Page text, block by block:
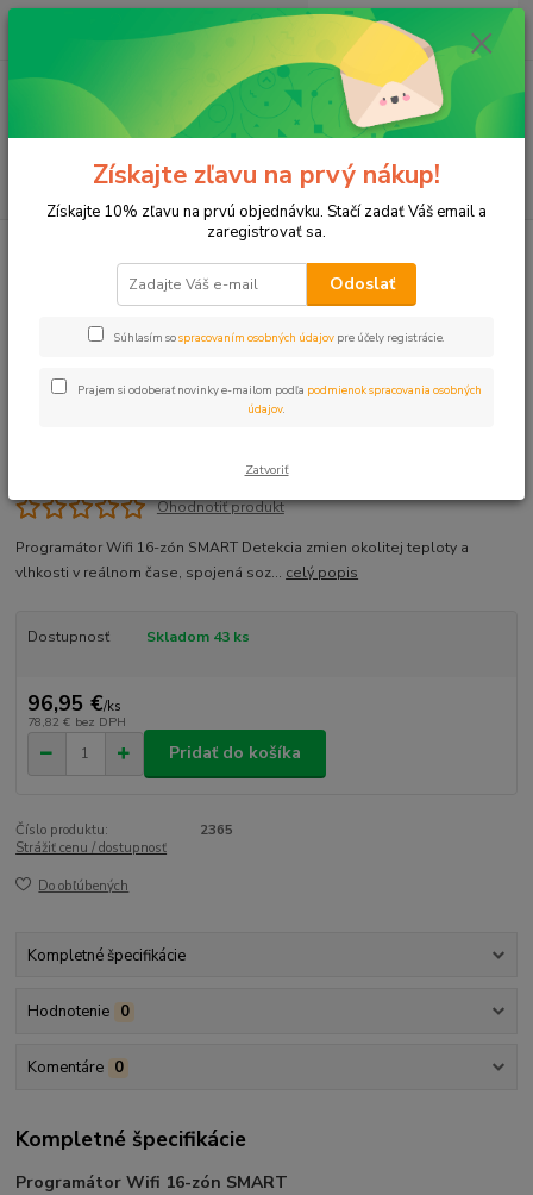
Menu
(Po-Pia, 8-17 hod.)
ks
za0 €
Programátor Wifi 16-zón SMART
Programátor Wifi 16-zón SMART
Ohodnotiť produkt
Programátor Wifi 16-zón SMART Detekcia zmien okolitej teploty a
vlhkosti v reálnom čase, spojená soz... celý popis
Dostupnosť Skladom 43 ks
96,95 €/ks
78,82 € bez DPH
Pridať do košíka
Číslo produktu:
2365
Strážiť cenu / dostupnosť
Do obľúbených
Kompletné špecifikácie
Hodnotenie 0
Komentáre 0
Kompletné špecifikácie
Programátor Wifi 16-zón SMART
Získajte zľavu na prvý nákup!
Získajte 10% zľavu na prvú objednávku. Stačí zadať Váš email a
zaregistrovať sa.
Odoslať
Súhlasím sospracovaním osobných údajov pre účely registrácie.
Prajem si odoberať novinky e-mailom podľa podmienok spracovania osobných
údajov
Zatvoriť